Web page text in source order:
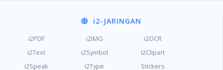
i2-JARINGAN
i2PDF i2IMG
i2OCR
i2Text
i2Symbol
i2Clipart
i2Speak
i2Type Stickers